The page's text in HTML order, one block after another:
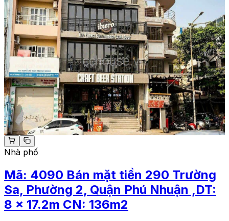
Nhà phố
Mã: 4090 Bán mặt tiền 290 Trường
Sa, Phường 2, Quận Phú Nhuận ,DT:
8 x 17.2m CN: 136m2